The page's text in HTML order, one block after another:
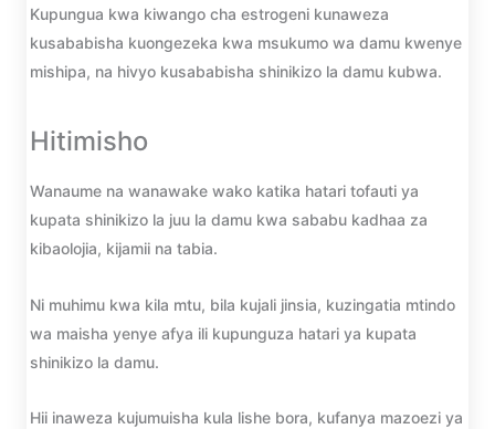
Kupungua kwa kiwango cha estrogeni kunaweza
kusababisha kuongezeka kwa msukumo wa damu kwenye
mishipa, na hivyo kusababisha shinikizo la damu kubwa.
Hitimisho
Wanaume na wanawake wako katika hatari tofauti ya
kupata shinikizo la juu la damu kwa sababu kadhaa za
kibaolojia, kijamii na tabia.
Ni muhimu kwa kila mtu, bila kujali jinsia, kuzingatia mtindo
wa maisha yenye afya ili kupunguza hatari ya kupata
shinikizo la damu.
Hii inaweza kujumuisha kula lishe bora, kufanya mazoezi ya